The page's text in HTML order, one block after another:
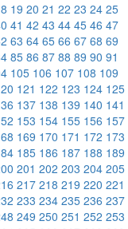
19 20 21 22 23 24 25
41 42 43 44 45 46 47
63 64 65 66 67 68 69
85 86 87 88 89 90 91
105 106 107 108 109
121 122 123 124 125
137 138 139 140 141
153 154 155 156 157
169 170 171 172 173
185 186 187 188 189
201 202 203 204 205
217 218 219 220 221
233 234 235 236 237
249 250 251 252 253